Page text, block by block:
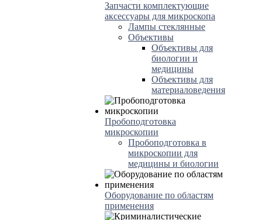
Запчасти комплектующие
аксессуары для микроскопа
Лампы стеклянные
Объективы
Объективы для
биологии и
медицины
Объективы для
материаловедения
Пробоподготовка
микроскопии
Пробоподготовка в
микроскопии для
медицины и биологии
Оборудование по областям
применения